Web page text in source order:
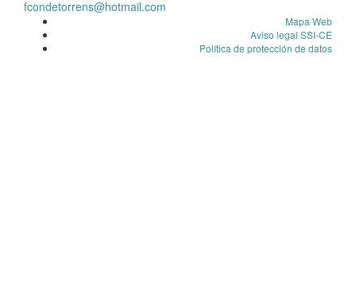
fcondetorrens@hotmail.com
Mapa Web
Aviso legal SSI-CE
Política de protección de datos